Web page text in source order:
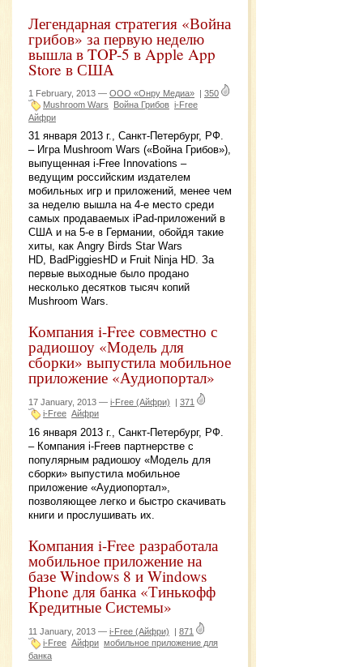
Легендарная стратегия «Война
грибов» за первую неделю
вышла в TOP-5 в Apple App
Store в США
1 February, 2013 — ООО «Онру Медиа»
350
Mushroom Wars
Война Грибов i-Free
Айфри
31 января 2013 г., Санкт-Петербург, РФ.
– Игра Mushroom Wars («Война Грибов»),
выпущенная i-Free Innovations –
ведущим российским издателем
мобильных игр и приложений, менее чем
за неделю вышла на 4-е место среди
самых продаваемых iPad-приложений в
США и на 5-е в Германии, обойдя такие
хиты, как Angry Birds Star Wars
HD, BadPiggiesHD и Fruit Ninja HD. За
первые выходные было продано
несколько десятков тысяч копий
Mushroom Wars.
Компания i-Free совместно с
радиошоу «Модель для
сборки» выпустила мобильное
приложение «Аудиопортал»
17 January, 2013 — i-Free (Айфри) | 371
i-Free Айфри
16 января 2013 г., Санкт-Петербург, РФ.
– Компания i-Freeв партнерстве с
популярным радиошоу «Модель для
сборки» выпустила мобильное
приложение «Аудиопортал»,
позволяющее легко и быстро скачивать
книги и прослушивать их.
Компания i-Free разработала
мобильное приложение на
базе Windows 8 и Windows
Phone для банка «Тинькофф
Кредитные Системы»
11 January, 2013 — i-Free (Айфри) | 871
i-Free Айфри мобильное приложение для
банка